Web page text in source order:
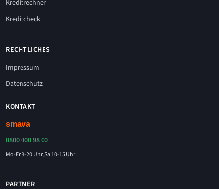
Kreditrechner
Kreditcheck
RECHTLICHES
Impressum
Datenschutz
KONTAKT
0800 000 98 00
Mo-Fr 8-20 Uhr, Sa 10-15 Uhr
PARTNER